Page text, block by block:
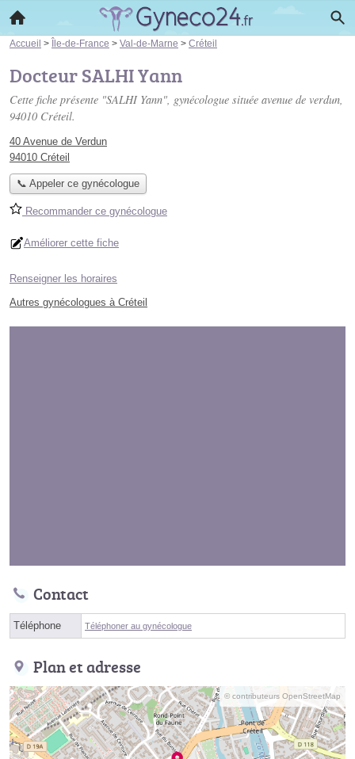
Accueil > Île-de-France > Val-de-Marne > Créteil
Docteur SALHI Yann
Cette fiche présente "SALHI Yann", gynécologue située avenue de verdun,
94010 Créteil.
40 Avenue de Verdun
94010 Créteil
📞 Appeler ce gynécologue
Recommander ce gynécologue
Améliorer cette fiche
Renseigner les horaires
Autres gynécologues à Créteil
Contact
Téléphone Téléphoner au gynécologue
Plan et adresse
© contributeurs OpenStreetMap